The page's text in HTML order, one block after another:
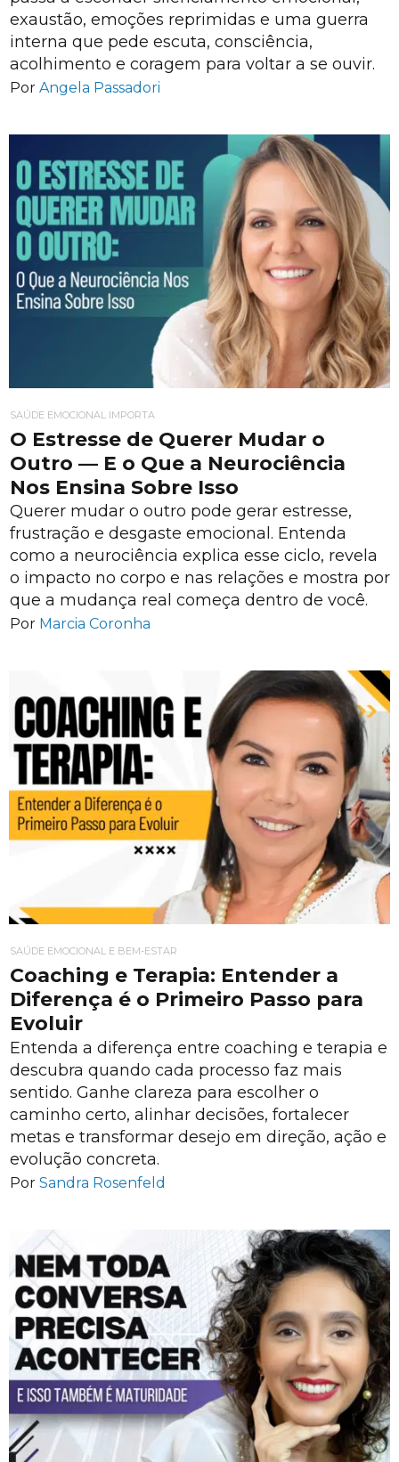
exaustão, emoções reprimidas e uma guerra
interna que pede escuta, consciência,
acolhimento e coragem para voltar a se ouvir.
Por Angela Passadori
SAÚDE EMOCIONAL IMPORTA
O Estresse de Querer Mudar o
Outro — E o Que a Neurociência
Nos Ensina Sobre Isso
Querer mudar o outro pode gerar estresse,
frustração e desgaste emocional. Entenda
como a neurociência explica esse ciclo, revela
o impacto no corpo e nas relações e mostra por
que a mudança real começa dentro de você.
Por Marcia Coronha
SAÚDE EMOCIONAL E BEM-ESTAR
Coaching e Terapia: Entender a
Diferença é o Primeiro Passo para
Evoluir
Entenda a diferença entre coaching e terapia e
descubra quando cada processo faz mais
sentido. Ganhe clareza para escolher o
caminho certo, alinhar decisões, fortalecer
metas e transformar desejo em direção, ação e
evolução concreta.
Por Sandra Rosenfeld